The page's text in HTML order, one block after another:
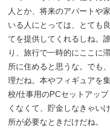
人とか、将来のアパートや
いる人にとっては、とても
てを提供してくれるしね。
り、旅行で一時的にここに
所に住めると思うな。でも
理だね。本やフィギュアを
校/仕事用のPCセットアッ
くなくて、貯金しなきゃい
所が必要なときだけだね。